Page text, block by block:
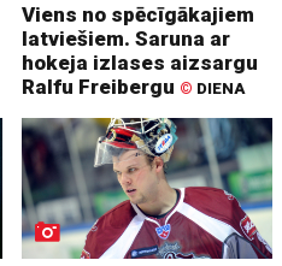
Viens no spēcīgākajiem
latviešiem. Saruna ar
hokeja izlases aizsargu
Ralfu Freibergu © DIENA